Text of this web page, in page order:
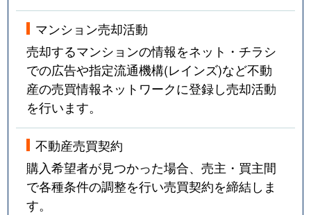
マンション売却活動
売却するマンションの情報をネット・チラシ
での広告や指定流通機構(レインズ)など不動
産の売買情報ネットワークに登録し売却活動
を行います。
不動産売買契約
購入希望者が見つかった場合、売主・買主間
で各種条件の調整を行い売買契約を締結しま
す。